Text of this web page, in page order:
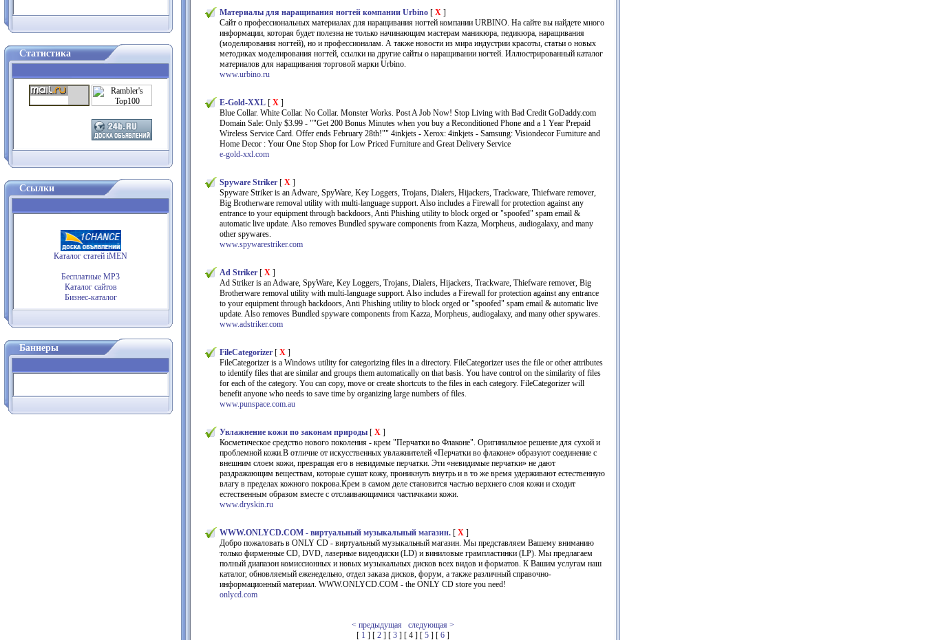
Статистика
Ссылки
Каталог статей iMEN
Бесплатные MP3
Каталог сайтов
Бизнес-каталог
Баннеры
Материалы для наращивания ногтей компании Urbino [ X ]
Сайт о профессиональных материалах для наращивания ногтей компании URBINO. На сайте вы найдете много
информации, которая будет полезна не только начинающим мастерам маникюра, педикюра, наращивания
(моделирования ногтей), но и профессионалам. А также новости из мира индустрии красоты, статьи о новых
методиках моделирования ногтей, ссылки на другие сайты о наращивании ногтей. Иллюстрированный каталог
материалов для наращивания торговой марки Urbino.
www.urbino.ru
E-Gold-XXL [ X ]
Blue Collar. White Collar. No Collar. Monster Works. Post A Job Now! Stop Living with Bad Credit GoDaddy.com
Domain Sale: Only $3.99 - ""Get 200 Bonus Minutes when you buy a Reconditioned Phone and a 1 Year Prepaid
Wireless Service Card. Offer ends February 28th!"" 4inkjets - Xerox: 4inkjets - Samsung: Visiondecor Furniture and
Home Decor : Your One Stop Shop for Low Priced Furniture and Great Delivery Service
e-gold-xxl.com
Spyware Striker [ X ]
Spyware Striker is an Adware, SpyWare, Key Loggers, Trojans, Dialers, Hijackers, Trackware, Thiefware remover,
Big Brotherware removal utility with multi-language support. Also includes a Firewall for protection against any
entrance to your equipment through backdoors, Anti Phishing utility to block orged or "spoofed" spam email &
automatic live update. Also removes Bundled spyware components from Kazza, Morpheus, audiogalaxy, and many
other spywares.
www.spywarestriker.com
Ad Striker [ X ]
Ad Striker is an Adware, SpyWare, Key Loggers, Trojans, Dialers, Hijackers, Trackware, Thiefware remover, Big
Brotherware removal utility with multi-language support. Also includes a Firewall for protection against any entrance
to your equipment through backdoors, Anti Phishing utility to block orged or "spoofed" spam email & automatic live
update. Also removes Bundled spyware components from Kazza, Morpheus, audiogalaxy, and many other spywares.
www.adstriker.com
FileCategorizer [ X ]
FileCategorizer is a Windows utility for categorizing files in a directory. FileCategorizer uses the file or other attributes
to identify files that are similar and groups them automatically on that basis. You have control on the similarity of files
for each of the category. You can copy, move or create shortcuts to the files in each category. FileCategorizer will
benefit anyone who needs to save time by organizing large numbers of files.
www.punspace.com.au
Увлажнение кожи по законам природы [ X ]
Косметическое средство нового поколения - крем "Перчатки во Флаконе". Оригинальное решение для сухой и
проблемной кожи.В отличие от искусственных увлажнителей «Перчатки во флаконе» образуют соединение с
внешним слоем кожи, превращая его в невидимые перчатки. Эти «невидимые перчатки» не дают
раздражающим веществам, которые сушат кожу, проникнуть внутрь и в то же время удерживают естественную
влагу в пределах кожного покрова.Крем в самом деле становится частью верхнего слоя кожи и сходит
естественным образом вместе с отслаивающимися частичками кожи.
www.dryskin.ru
WWW.ONLYCD.COM - виртуальный музыкальный магазин. [ X ]
Добро пожаловать в ONLY CD - виртуальный музыкальный магазин. Мы представляем Вашему вниманию
только фирменные CD, DVD, лазерные видеодиски (LD) и виниловые грампластинки (LP). Мы предлагаем
полный диапазон комиссионных и новых музыкальных дисков всех видов и форматов. К Вашим услугам наш
каталог, обновляемый еженедельно, отдел заказа дисков, форум, а также различный справочно-
информационный материал. WWW.ONLYCD.COM - the ONLY CD store you need!
onlycd.com
< предыдущая
следующая >
[1 ] [2 ] [3 ] [ 4 ] [5 ] [6 ]